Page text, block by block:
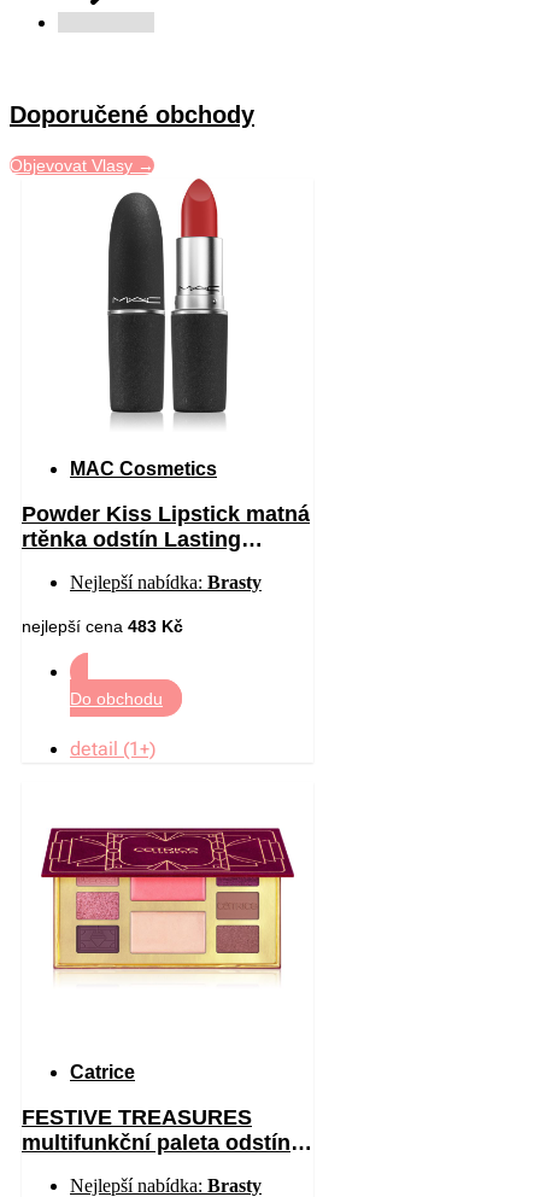
Doporučené obchody
Objevovat Vlasy →
MAC Cosmetics
Powder Kiss Lipstick matná
rtěnka odstín Lasting
Nejlepší nabídka: Brasty
nejlepší cena 483 Kč
Do obchodu
detail (1+)
Catrice
FESTIVE TREASURES
multifunkční paleta odstín
Nejlepší nabídka: Brasty